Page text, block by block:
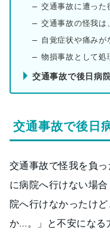
交通事故に遭った
交通事故の怪我は、
自覚症状や痛みがなくて
物損事故として処理し
交通事故で後日病
交通事故で後日
交通事故で怪我を負
に病院へ行けない場
院へ行けなかったけ
か…。」と不安になる